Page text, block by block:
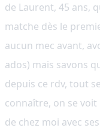
de Laurent, 45 ans,
matche dès le
aucun mec avant,
ados) mais savons
depuis ce rdv, tout
connaître, on se
de chez moi avec